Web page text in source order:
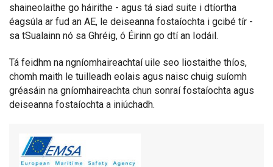
shaineolaithe go háirithe - agus tá siad suite i dtíortha
éagsúla ar fud an AE, le deiseanna fostaíochta i gcibé tír -
sa tSualainn nó sa Ghréig, ó Éirinn go dtí an Iodáil.
Tá feidhm na ngníomhaireachtaí uile seo liostaithe thíos,
chomh maith le tuilleadh eolais agus naisc chuig suíomh
gréasáin na gníomhaireachta chun sonraí fostaíochta agus
deiseanna fostaíochta a iniúchadh.